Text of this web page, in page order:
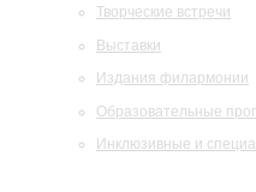
Творческие встречи
Выставки
Издания филармонии
Образовательные
Инклюзивные и